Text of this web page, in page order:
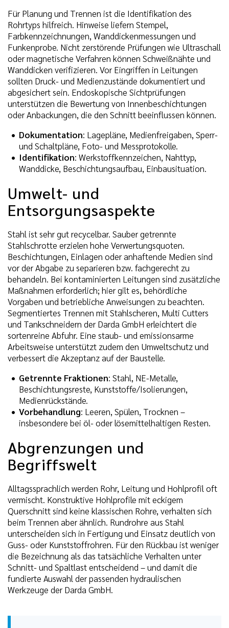
Für Planung und Trennen ist die Identifikation des
Rohrtyps hilfreich. Hinweise liefern Stempel,
Farbkennzeichnungen, Wanddickenmessungen und
Funkenprobe. Nicht zerstörende Prüfungen wie Ultraschall
oder magnetische Verfahren können Schweißnähte und
Wanddicken verifizieren. Vor Eingriffen in Leitungen
sollten Druck- und Medienzustände dokumentiert und
abgesichert sein. Endoskopische Sichtprüfungen
unterstützen die Bewertung von Innenbeschichtungen
oder Anbackungen, die den Schnitt beeinflussen können.
Dokumentation: Lagepläne, Medienfreigaben, Sperr-
und Schaltpläne, Foto- und Messprotokolle.
Identifikation: Werkstoffkennzeichen, Nahttyp,
Wanddicke, Beschichtungsaufbau, Einbausituation.
Umwelt- und
Entsorgungsaspekte
Stahl ist sehr gut recycelbar. Sauber getrennte
Stahlschrotte erzielen hohe Verwertungsquoten.
Beschichtungen, Einlagen oder anhaftende Medien sind
vor der Abgabe zu separieren bzw. fachgerecht zu
behandeln. Bei kontaminierten Leitungen sind zusätzliche
Maßnahmen erforderlich; hier gilt es, behördliche
Vorgaben und betriebliche Anweisungen zu beachten.
Segmentiertes Trennen mit Stahlscheren, Multi Cutters
und Tankschneidern der Darda GmbH erleichtert die
sortenreine Abfuhr. Eine staub- und emissionsarme
Arbeitsweise unterstützt zudem den Umweltschutz und
verbessert die Akzeptanz auf der Baustelle.
Getrennte Fraktionen: Stahl, NE-Metalle,
Beschichtungsreste, Kunststoffe/Isolierungen,
Medienrückstände.
Vorbehandlung: Leeren, Spülen, Trocknen –
insbesondere bei öl- oder lösemittelhaltigen Resten.
Abgrenzungen und
Begriffswelt
Alltagssprachlich werden Rohr, Leitung und Hohlprofil oft
vermischt. Konstruktive Hohlprofile mit eckigem
Querschnitt sind keine klassischen Rohre, verhalten sich
beim Trennen aber ähnlich. Rundrohre aus Stahl
unterscheiden sich in Fertigung und Einsatz deutlich von
Guss- oder Kunststoffrohren. Für den Rückbau ist weniger
die Bezeichnung als das tatsächliche Verhalten unter
Schnitt- und Spaltlast entscheidend – und damit die
fundierte Auswahl der passenden hydraulischen
Werkzeuge der Darda GmbH.